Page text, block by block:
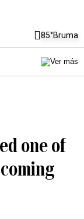
85°Bruma
one of